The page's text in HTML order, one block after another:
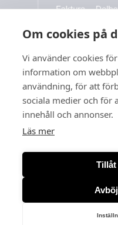
Om cookies på
Vi använder cookies
information om
användning, för att
sociala medier och för
innehåll och annonser.
Läs mer
Tillåt
Org.